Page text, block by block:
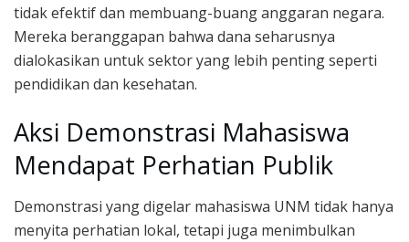
tidak efektif dan membuang-buang anggaran negara.
Mereka beranggapan bahwa dana seharusnya
dialokasikan untuk sektor yang lebih penting seperti
pendidikan dan kesehatan.
Aksi Demonstrasi Mahasiswa
Mendapat Perhatian Publik
Demonstrasi yang digelar mahasiswa UNM tidak hanya
menyita perhatian lokal, tetapi juga menimbulkan